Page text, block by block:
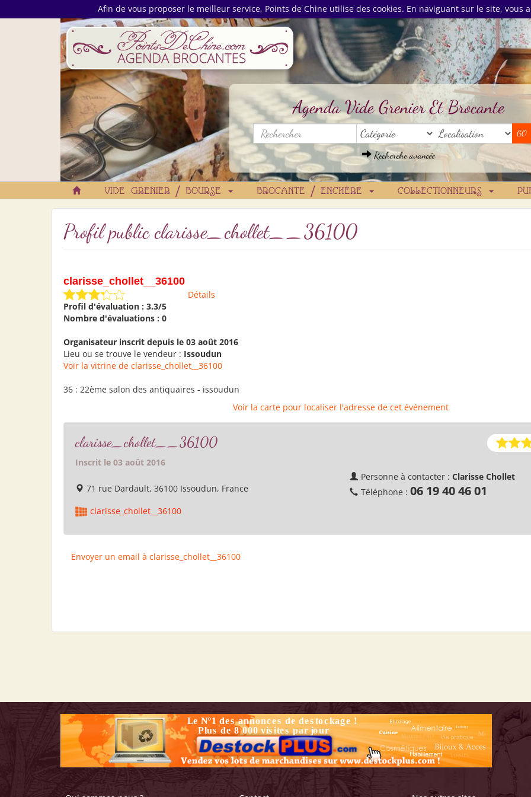
Afin de vous proposer le meilleur service, Points de Chine utilise des cookies. En naviguant sur le site, vous
Agenda Vide Grenier Et Brocante
Recherche avancée
VIDE GRENIER / BOURSE BROCANTE / ENCHÈRE COLLECTIONNEURS
Profil public clarisse_chollet__36100
clarisse_chollet__36100
Détails
Profil d'évaluation : 3.3/5
Nombre d'évaluations : 0
Organisateur inscrit depuis le 03 août 2016
Lieu ou se trouve le vendeur : Issoudun
Voir la vitrine de clarisse_chollet__36100
36 : 22ème salon des antiquaires - issoudun
Voir la carte pour localiser l'adresse de cet événement
clarisse_chollet__36100
Inscrit le 03 août 2016
71 rue Dardault, 36100 Issoudun, France
Personne à contacter : Clarisse Chollet
Téléphone : 06 19 40 46 01
clarisse_chollet__36100
Envoyer un email à clarisse_chollet__36100